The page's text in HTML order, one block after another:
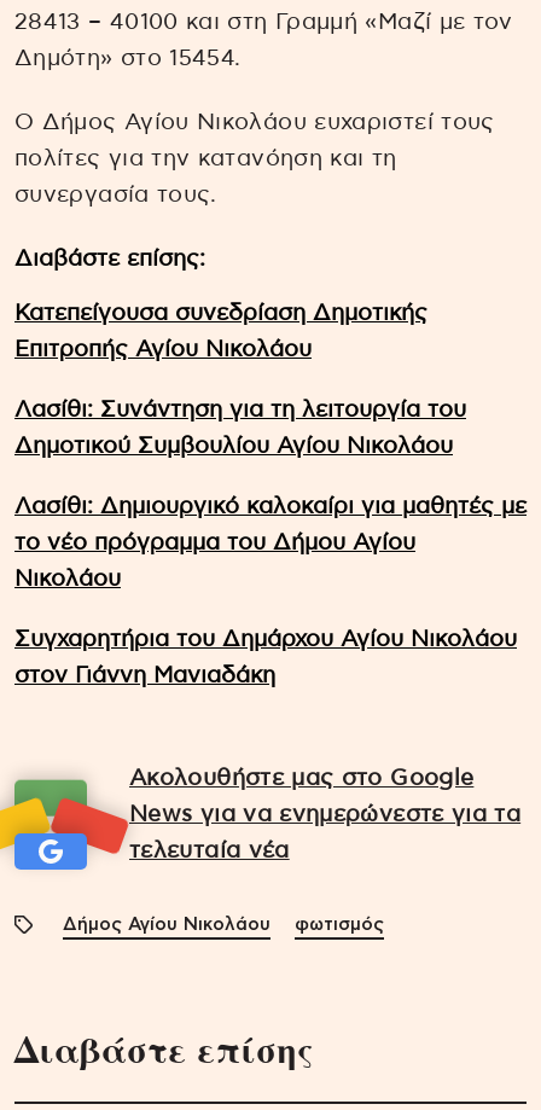
28413 – 40100 και στη Γραμμή «Μαζί με τον
Δημότη» στο 15454.
Ο Δήμος Αγίου Νικολάου ευχαριστεί τους
πολίτες για την κατανόηση και τη
συνεργασία τους.
Διαβάστε επίσης:
Κατεπείγουσα συνεδρίαση Δημοτικής
Επιτροπής Αγίου Νικολάου
Λασίθι: Συνάντηση για τη λειτουργία του
Δημοτικού Συμβουλίου Αγίου Νικολάου
Λασίθι: Δημιουργικό καλοκαίρι για μαθητές με
το νέο πρόγραμμα του Δήμου Αγίου
Νικολάου
Συγχαρητήρια του Δημάρχου Αγίου Νικολάου
στον Γιάννη Μανιαδάκη
Ακολουθήστε μας στο Google
News για να ενημερώνεστε για τα
τελευταία νέα
Δήμος Αγίου Νικολάου φωτισμός
Διαβάστε επίσης